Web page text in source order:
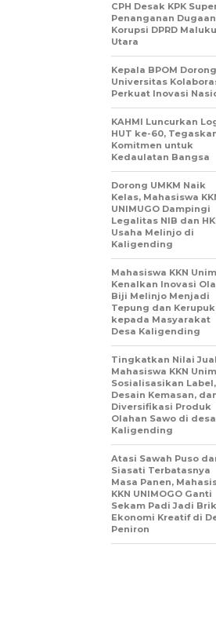
CPH Desak KPK
Penanganan Dugaan
Korupsi DPRD Maluku
Utara
Kepala BPOM Dorong
Universitas
Perkuat Inovasi
KAHMI Luncurkan
HUT ke-60,
Komitmen untuk
Kedaulatan Bangsa
Dorong UMKM Naik
Kelas, Mahasiswa
UNIMUGO Dampingi
Legalitas NIB dan
Usaha Melinjo di
Kaligending
Mahasiswa KKN
Kenalkan Inovasi
Biji Melinjo Menjadi
Tepung dan Kerupuk
kepada Masyarakat
Desa Kaligending
Tingkatkan Nilai
Mahasiswa KKN
Sosialisasikan Label,
Desain Kemasan,
Diversifikasi Produk
Olahan Sawo di desa
Kaligending
Atasi Sawah Puso
Siasati Terbatasnya
Masa Panen,
KKN UNIMOGO Ganti
Sekam Padi Jadi
Ekonomi Kreatif di
Peniron